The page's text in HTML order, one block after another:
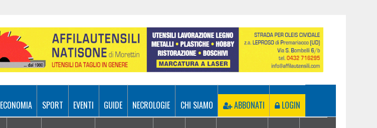
ECONOMIA SPORT EVENTI GUIDE NECROLOGIE CHI SIAMO ABBONATI LOGIN